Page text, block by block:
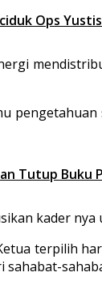
Ops
Tutup Buku
kader
terpilih